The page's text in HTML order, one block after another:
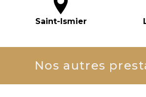
Saint-Ismier
Nos autres